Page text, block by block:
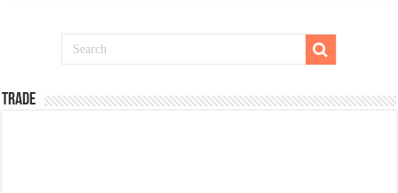
TRADE